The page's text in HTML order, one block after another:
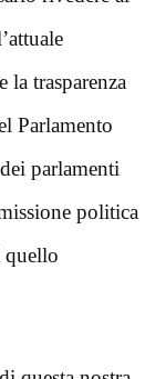
la trasparenza
Parlamento
parlamenti
politica